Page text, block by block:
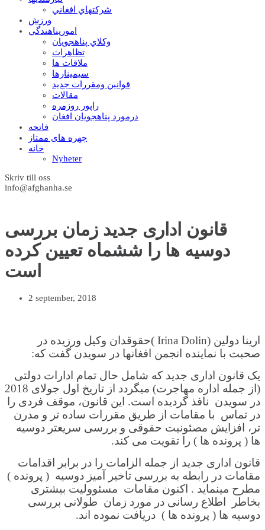
شرکتهاي افغاني
ورزش
امورپناهندگي
وکلاي پناهجويان
تظاهرات
ملاقات ها
سيمينارها
قوانين ومقررات جديد
مقالات
راپور روزمره
درمورد پناهجويان افغان
فاتحه
چهره های ممتاز
خانه
Nyheter
Skriv till oss
info@afghanha.se
قانون اداری جدید زمان بررسی
دوسیه ها را ششماه تعیین کرده
است
2 september, 2018
ارینا دولین (Irina Dolin )حقوقدان وکیل ورزیده در
صحبت با نماینده انجمن افغانها در سویدن گفت که:
یک قانون اداری جدید که شامل حال تمام ادارات دولتی
(از جمله اداره مهاجرت) میگردد از تاریخ اول جولای 2018
در سویدن نافذ گردیده است. این قانون، موقف فردی را
در تماس با مقامات از طریق مقررات ساده تر و مدرن
تر، افزایش مصئونیت حقوقی و بررسی سریعتر دوسیه
ها ( پرونده ها ) را تقویت می کند.
قانون اداری جدید از جمله الزامات را در برابر اقدامات
مقامات در رابطه به بررسی تاخیر آمیز دوسیه ( پرونده )
مطرح مینماید . اکنون مقامات مسئوولیت بیشتری
بخاطر اطلاع رسانی در مورد زمان طولانی بررسی
دوسیه ها ( پرونده ها ) دریافت نموده اند.